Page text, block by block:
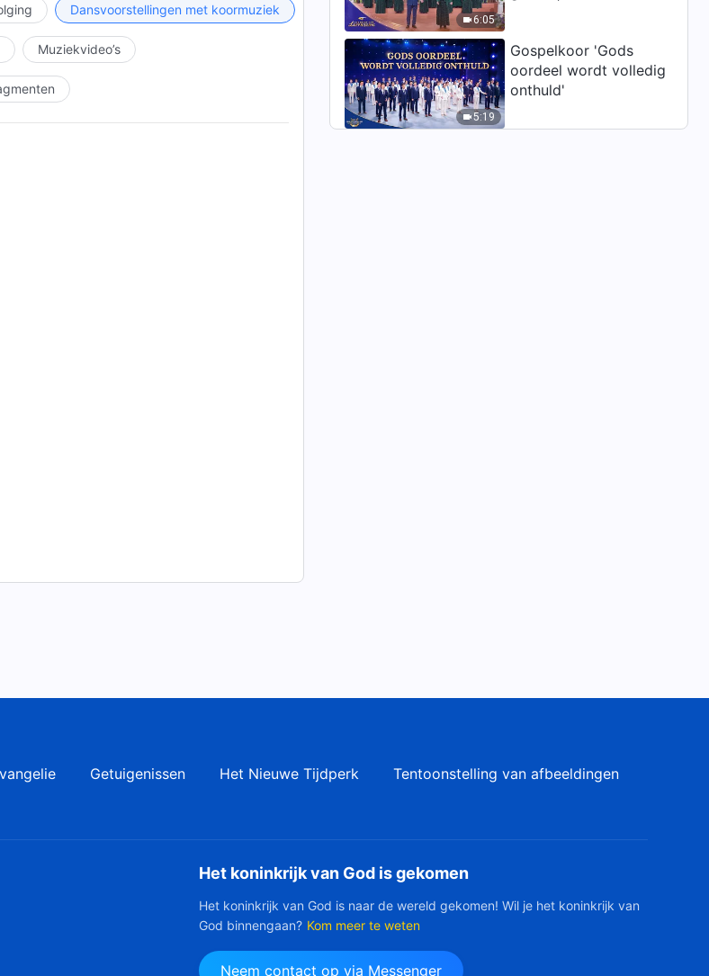
3:39
allen eerlijke mensen’
Kinderdans
–
Dansvoorstellingen met koormuziek
Muziekvideo’s
6:05
5:19
Gospelkoor 'Gods
oordeel wordt volledig
onthuld'
Getuigenissen Het Nieuwe Tijdperk
Tentoonstelling van afbeeldingen
Het koninkrijk van God is gekomen
Het koninkrijk van God is naar de wereld gekomen! Wil je het koninkrijk van
God binnengaan? Kom meer te weten
Neem contact op via Messenger